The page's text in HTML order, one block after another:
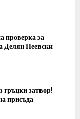
проверка за
Делян Пеевски
гръцки затвор!
присъда